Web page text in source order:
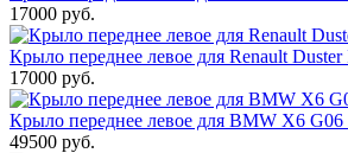
17000 руб.
Крыло переднее левое для Renault
17000 руб.
Крыло переднее левое для BMW X6 G06
49500 руб.